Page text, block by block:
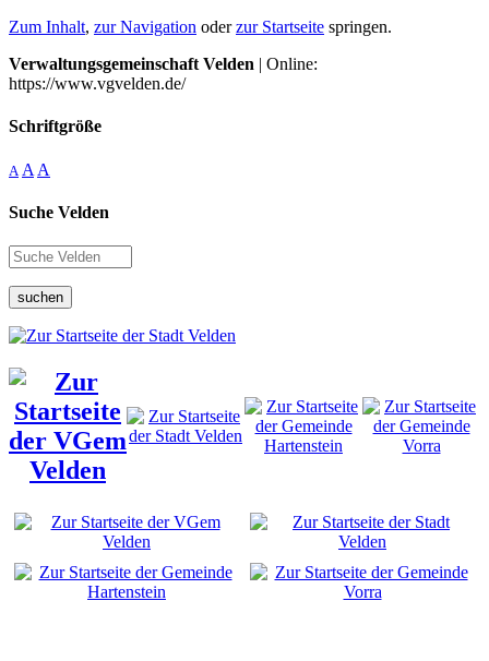
Zum Inhalt, zur Navigation oderzur Startseite springen.
Verwaltungsgemeinschaft Velden | Online:
https://www.vgvelden.de/
Schriftgröße
A A A
Suche Velden
suchen